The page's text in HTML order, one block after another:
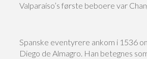
Valparaíso’s første beboere var
Spanske eventyrere ankom i 1536
Diego de Almagro. Han betegnes